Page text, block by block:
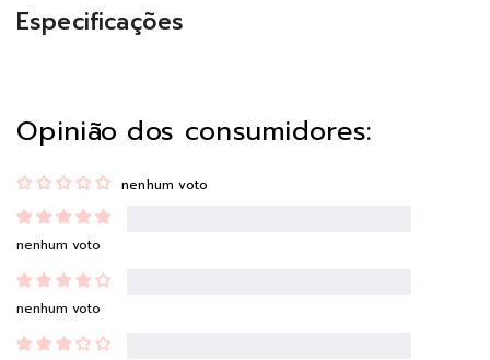
Especificações
Opinião dos consumidores:
nenhum voto
nenhum voto
nenhum voto